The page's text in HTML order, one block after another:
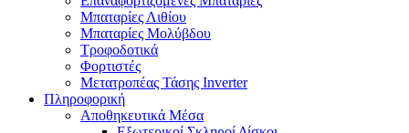
Μπαταρίες Λιθίου
Μπαταρίες Μολύβδου
Τροφοδοτικά
Φορτιστές
Μετατροπέας Τάσης Inverter
Πληροφορική
Αποθηκευτικά Μέσα